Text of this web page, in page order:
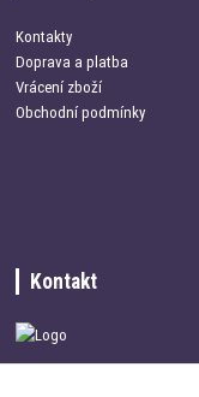
Kontakty
Doprava a platba
Vrácení zboží
Obchodní podmínky
Kontakt